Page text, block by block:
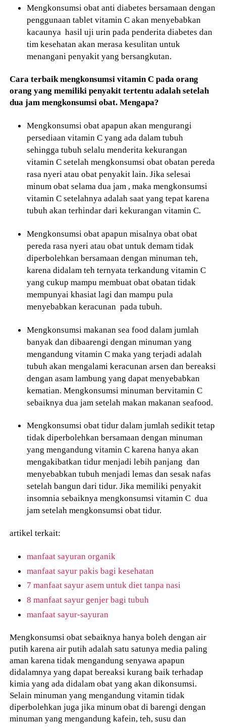
Mengkonsumsi obat anti diabetes bersamaan dengan
penggunaan tablet vitamin C akan menyebabkan
kacaunya hasil uji urin pada penderita diabetes dan
tim kesehatan akan merasa kesulitan untuk
menangani penyakit yang bersangkutan.
Cara terbaik mengkonsumsi vitamin C pada orang
orang yang memiliki penyakit tertentu adalah setelah
dua jam mengkonsumsi obat. Mengapa?
Mengkonsumsi obat apapun akan mengurangi
persediaan vitamin C yang ada dalam tubuh
sehingga tubuh selalu menderita kekurangan
vitamin C setelah mengkonsumsi obat obatan pereda
rasa nyeri atau obat penyakit lain. Jika selesai
minum obat selama dua jam , maka mengkonsumsi
vitamin C setelahnya adalah saat yang tepat karena
tubuh akan terhindar dari kekurangan vitamin C.
Mengkonsumsi obat apapun misalnya obat obat
pereda rasa nyeri atau obat untuk demam tidak
diperbolehkan bersamaan dengan minuman teh,
karena didalam teh ternyata terkandung vitamin C
yang cukup mampu membuat obat obatan tidak
mempunyai khasiat lagi dan mampu pula
menyebabkan keracunan pada tubuh.
Mengkonsumsi makanan sea food dalam jumlah
banyak dan dibaarengi dengan minuman yang
mengandung vitamin C maka yang terjadi adalah
tubuh akan mengalami keracunan arsen dan bereaksi
dengan asam lambung yang dapat menyebabkan
kematian. Mengkonsumsi minuman bervitamin C
sebaiknya dua jam setelah makan makanan seafood.
Mengkonsumsi obat tidur dalam jumlah sedikit tetap
tidak diperbolehkan bersamaan dengan minuman
yang mengandung vitamin C karena hanya akan
mengakibatkan tidur menjadi lebih panjang dan
menyebabkan tubuh menjadi lemas dan sesak nafas
setelah bangun dari tidur. Jika memiliki penyakit
insomnia sebaiknya mengkonsumsi vitamin C dua
jam setelah mengkonsumsi obat tidur.
artikel terkait:
manfaat sayuran organik
manfaat sayur pakis bagi kesehatan
7 manfaat sayur asem untuk diet tanpa nasi
8 manfaat sayur genjer bagi tubuh
manfaat sayur-sayuran
Mengkonsumsi obat sebaiknya hanya boleh dengan air
putih karena air putih adalah satu satunya media paling
aman karena tidak mengandung senyawa apapun
didalamnya yang dapat bereaksi kurang baik terhadap
kimia yang ada didalam obat yang akan dikonsumsi.
Selain minuman yang mengandung vitamin tidak
diperbolehkan juga jika minum obat di barengi dengan
minuman yang mengandung kafein, teh, susu dan